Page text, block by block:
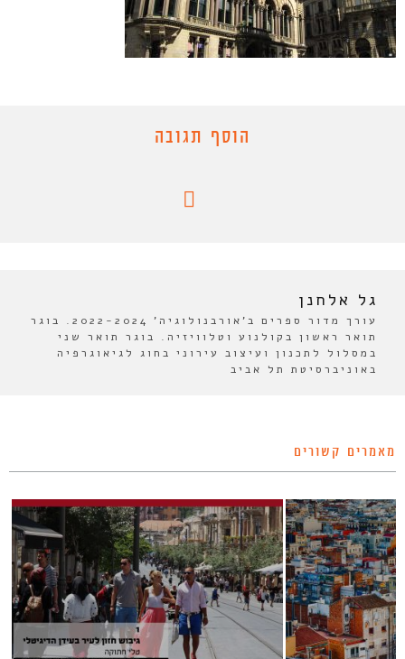
הוסף תגובה
גל אלחנן
עורך מדור ספרים ב'אורבנולוגיה' 2022-2024. בוגר
תואר ראשון בקולנוע וטלוויזיה. בוגר תואר שני
במסלול לתכנון ועיצוב עירוני בחוג לגיאוגרפיה
באוניברסיטת תל אביב
מאמרים קשורים